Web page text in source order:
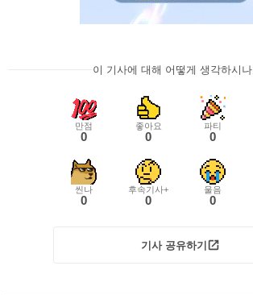
이 기사에 대해 어떻게 생각하시
만점
0
좋아요
0
파티
0
씬나
0
후속기사+
0
울음
0
기사 공유하기